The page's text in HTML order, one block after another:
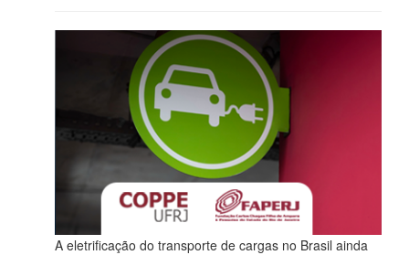
A eletrificação do transporte de cargas no Brasil ainda